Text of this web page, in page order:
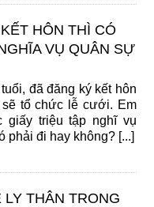
HÔN THÌ CÓ
VỤ QUÂN SỰ
đã đăng ký kết hôn
tổ chức lễ cưới. Em
giấy triệu tập nghĩ vụ
phải đi hay không? [...]
THÂN TRONG